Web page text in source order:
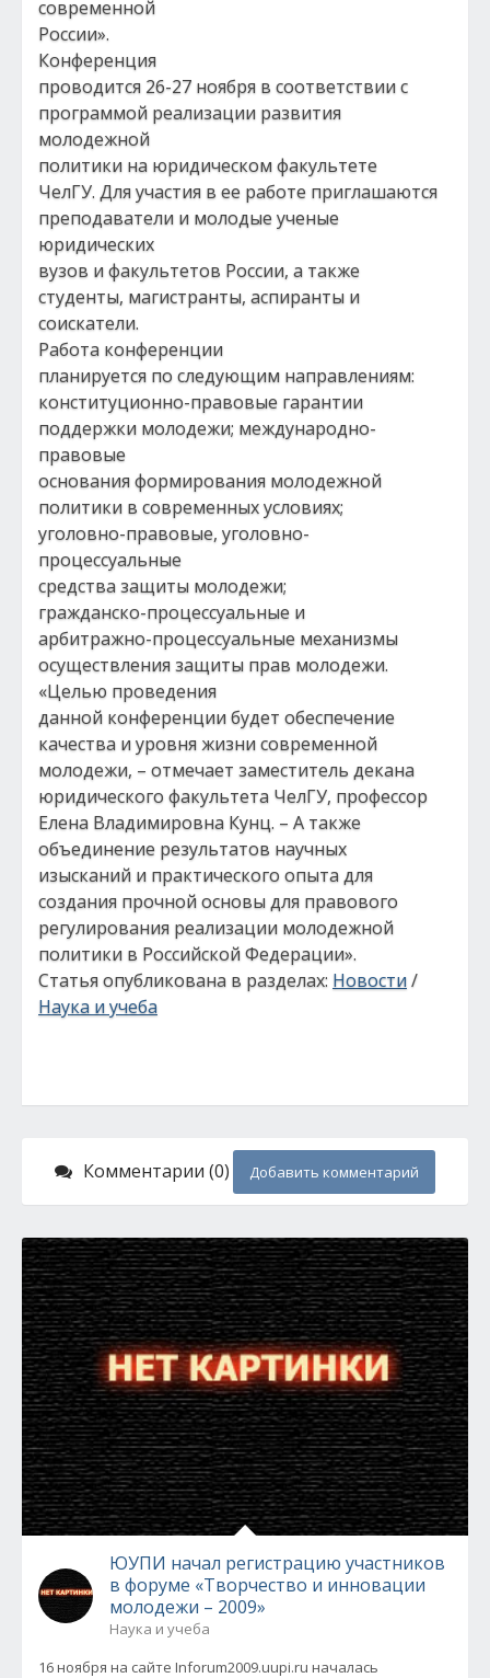
современной
России».
Конференция
проводится 26-27 ноября в соответствии с
программой реализации развития
молодежной
политики на юридическом факультете
ЧелГУ. Для участия в ее работе приглашаются
преподаватели и молодые ученые
юридических
вузов и факультетов России, а также
студенты, магистранты, аспиранты и
соискатели.
Работа конференции
планируется по следующим направлениям:
конституционно-правовые гарантии
поддержки молодежи; международно-
правовые
основания формирования молодежной
политики в современных условиях;
уголовно-правовые, уголовно-
процессуальные
средства защиты молодежи;
гражданско-процессуальные и
арбитражно-процессуальные механизмы
осуществления защиты прав молодежи.
«Целью проведения
данной конференции будет обеспечение
качества и уровня жизни современной
молодежи, – отмечает заместитель декана
юридического факультета ЧелГУ, профессор
Елена Владимировна Кунц. – А также
объединение результатов научных
изысканий и практического опыта для
создания прочной основы для правового
регулирования реализации молодежной
политики в Российской Федерации».
Статья опубликована в разделах: Новости/
Наука и учеба
Комментарии (0) Добавить комментарий
ЮУПИ начал регистрацию участников
в форуме «Творчество и инновации
молодежи – 2009»
Наука и учеба
16 ноября на сайте Inforum2009.uupi.ru началась